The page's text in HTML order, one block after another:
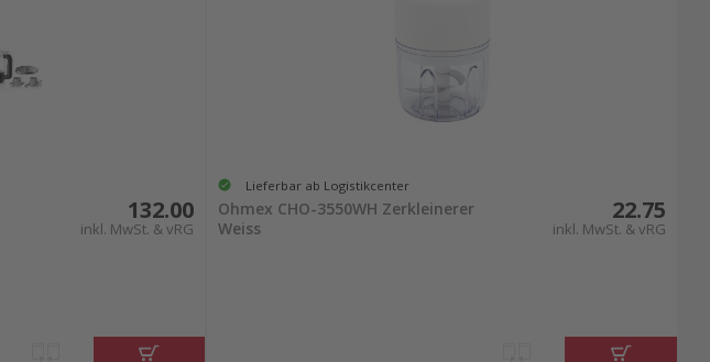
132.00
inkl. MwSt. & vRG
Lieferbar ab Logistikcenter
Ohmex CHO-3550WH Zerkleinerer
Weiss
22.75
inkl. MwSt. & vRG